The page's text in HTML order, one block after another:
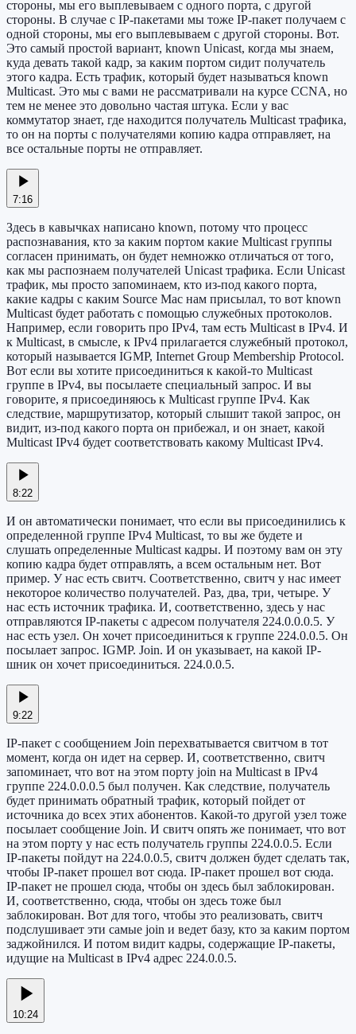
стороны, мы его выплевываем с одного порта, с другой
стороны. В случае с IP-пакетами мы тоже IP-пакет получаем с
одной стороны, мы его выплевываем с другой стороны. Вот.
Это самый простой вариант, known Unicast, когда мы знаем,
куда девать такой кадр, за каким портом сидит получатель
этого кадра. Есть трафик, который будет называться known
Multicast. Это мы с вами не рассматривали на курсе CCNA, но
тем не менее это довольно частая штука. Если у вас
коммутатор знает, где находится получатель Multicast трафика,
то он на порты с получателями копию кадра отправляет, на
все остальные порты не отправляет.
7:16
Здесь в кавычках написано known, потому что процесс
распознавания, кто за каким портом какие Multicast группы
согласен принимать, он будет немножко отличаться от того,
как мы распознаем получателей Unicast трафика. Если Unicast
трафик, мы просто запоминаем, кто из-под какого порта,
какие кадры с каким Source Mac нам присылал, то вот known
Multicast будет работать с помощью служебных протоколов.
Например, если говорить про IPv4, там есть Multicast в IPv4. И
к Multicast, в смысле, к IPv4 прилагается служебный протокол,
который называется IGMP, Internet Group Membership Protocol.
Вот если вы хотите присоединиться к какой-то Multicast
группе в IPv4, вы посылаете специальный запрос. И вы
говорите, я присоединяюсь к Multicast группе IPv4. Как
следствие, маршрутизатор, который слышит такой запрос, он
видит, из-под какого порта он прибежал, и он знает, какой
Multicast IPv4 будет соответствовать какому Multicast IPv4.
8:22
И он автоматически понимает, что если вы присоединились к
определенной группе IPv4 Multicast, то вы же будете и
слушать определенные Multicast кадры. И поэтому вам он эту
копию кадра будет отправлять, а всем остальным нет. Вот
пример. У нас есть свитч. Соответственно, свитч у нас имеет
некоторое количество получателей. Раз, два, три, четыре. У
нас есть источник трафика. И, соответственно, здесь у нас
отправляются IP-пакеты с адресом получателя 224.0.0.0.5. У
нас есть узел. Он хочет присоединиться к группе 224.0.0.5. Он
посылает запрос. IGMP. Join. И он указывает, на какой IP-
шник он хочет присоединиться. 224.0.0.5.
9:22
IP-пакет с сообщением Join перехватывается свитчом в тот
момент, когда он идет на сервер. И, соответственно, свитч
запоминает, что вот на этом порту join на Multicast в IPv4
группе 224.0.0.0.5 был получен. Как следствие, получатель
будет принимать обратный трафик, который пойдет от
источника до всех этих абонентов. Какой-то другой узел тоже
посылает сообщение Join. И свитч опять же понимает, что вот
на этом порту у нас есть получатель группы 224.0.0.5. Если
IP-пакеты пойдут на 224.0.0.5, свитч должен будет сделать так,
чтобы IP-пакет прошел вот сюда. IP-пакет прошел вот сюда.
IP-пакет не прошел сюда, чтобы он здесь был заблокирован.
И, соответственно, сюда, чтобы он здесь тоже был
заблокирован. Вот для того, чтобы это реализовать, свитч
подслушивает эти самые join и ведет базу, кто за каким портом
заджойнился. И потом видит кадры, содержащие IP-пакеты,
идущие на Multicast в IPv4 адрес 224.0.0.5.
10:24